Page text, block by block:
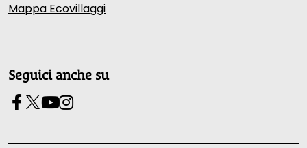
Mappa Ecovillaggi
Seguici anche su